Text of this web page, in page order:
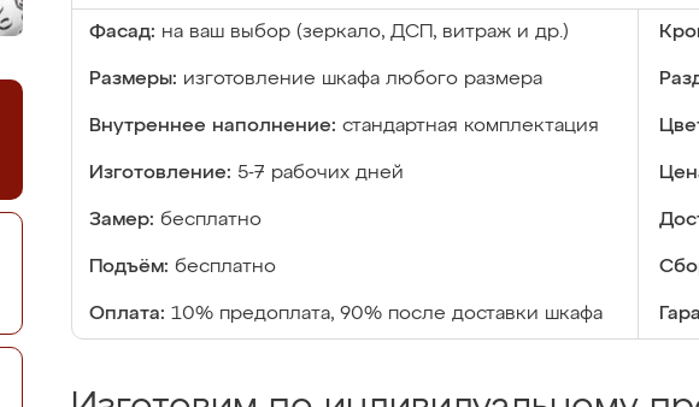
Фасад: на ваш выбор (зеркало, ДСП, витраж и др.)
Размеры: изготовление шкафа любого размера
Внутреннее наполнение: стандартная комплектация
Изготовление: 5-7 рабочих дней
Замер: бесплатно
Подъём: бесплатно
Оплата: 10% предоплата, 90% после доставки шкафа